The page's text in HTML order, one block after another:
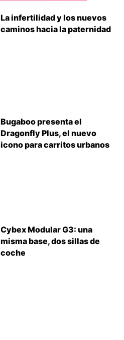
La infertilidad y los nuevos
caminos hacia la paternidad
Bugaboo presenta el
Dragonfly Plus, el nuevo
icono para carritos urbanos
Cybex Modular G3: una
misma base, dos sillas de
coche